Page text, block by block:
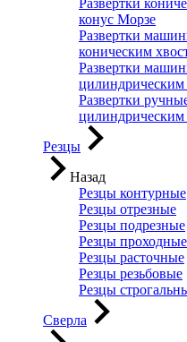
Развертки
конус Морзе
Развертки
коническим
Развертки
цилиндрическим
Развертки
цилиндрическим
Резцы
Назад
Резцы контурные
Резцы отрезные
Резцы подрезные
Резцы проходные
Резцы расточные
Резцы резьбовые
Резцы
Сверла